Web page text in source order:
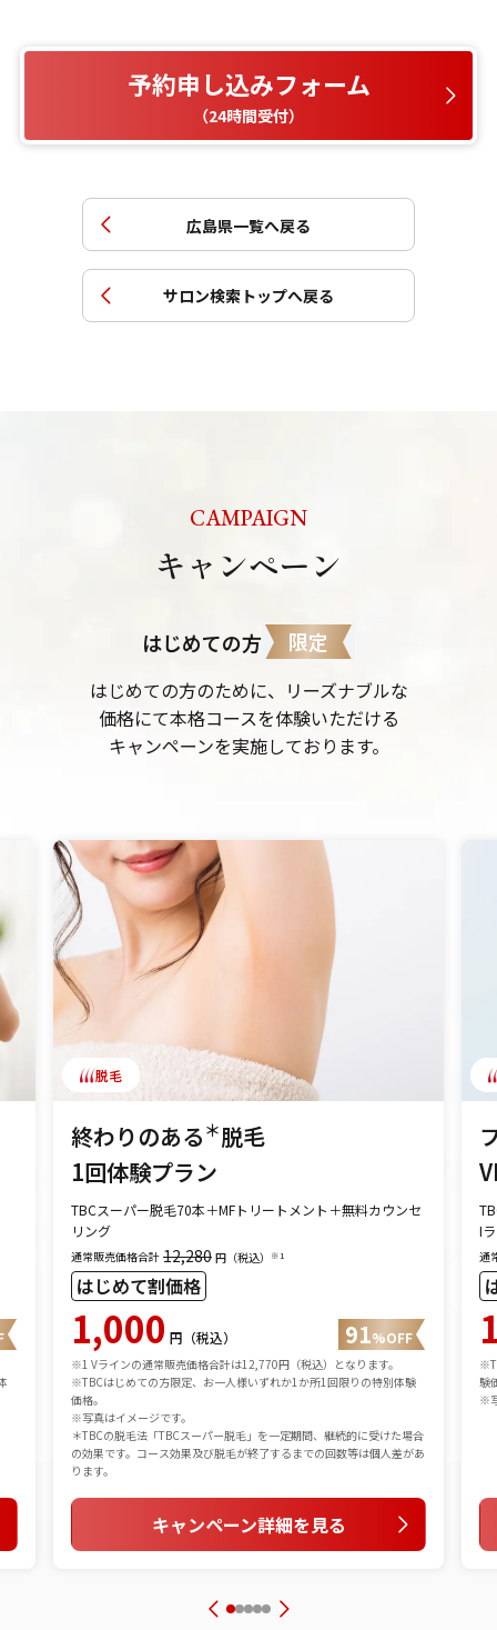
予約申し込みフォーム
（24時間受付）
広島県一覧へ戻る
サロン検索トップへ戻る
CAMPAIGN
キャンペーン
はじめての方 限定
はじめての方のために、リーズナブルな
価格にて本格コースを体験いただける
キャンペーンを実施しております。
脱毛
終わりのある＊脱毛
1回体験プラン
TBCスーパー脱毛70本＋MFトリートメント＋無料カウンセ
リング
通常販売価格合計 12,280 円（税込） ※1
はじめて割価格
1,000 円（税込） 91%OFF
※1 Vラインの通常販売価格合計は12,770円（税込）となります。
※TBCはじめての方限定、お一人様いずれか1か所1回限りの特別体験
価格。
※写真はイメージです。
＊TBCの脱毛法「TBCスーパー脱毛」を一定期間、継続的に受けた場合
の効果です。コース効果及び脱毛が終了するまでの回数等は個人差があ
ります。
キャンペーン詳細を見る
I
通
験
※